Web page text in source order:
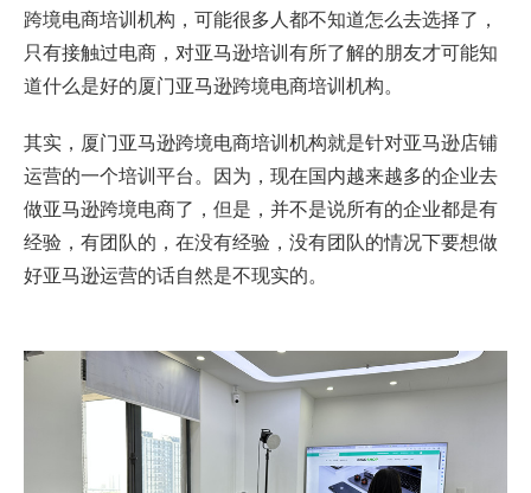
跨境电商培训机构，可能很多人都不知道怎么去选择了，
只有接触过电商，对亚马逊培训有所了解的朋友才可能知
道什么是好的厦门亚马逊跨境电商培训机构。
其实，厦门亚马逊跨境电商培训机构就是针对亚马逊店铺
运营的一个培训平台。因为，现在国内越来越多的企业去
做亚马逊跨境电商了，但是，并不是说所有的企业都是有
经验，有团队的，在没有经验，没有团队的情况下要想做
好亚马逊运营的话自然是不现实的。